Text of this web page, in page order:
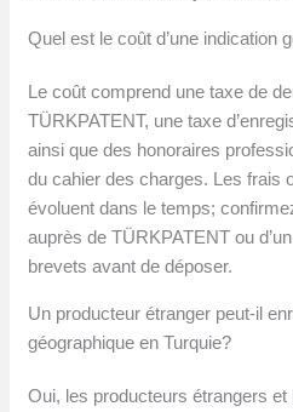
Quel est le coût d’une indication
Le coût comprend une taxe de
TÜRKPATENT, une taxe
ainsi que des honoraires
du cahier des charges. Les frais
évoluent dans le temps;
auprès de TÜRKPATENT ou
brevets avant de déposer.
Un producteur étranger peut-il
géographique en Turquie?
Oui, les producteurs étrangers et